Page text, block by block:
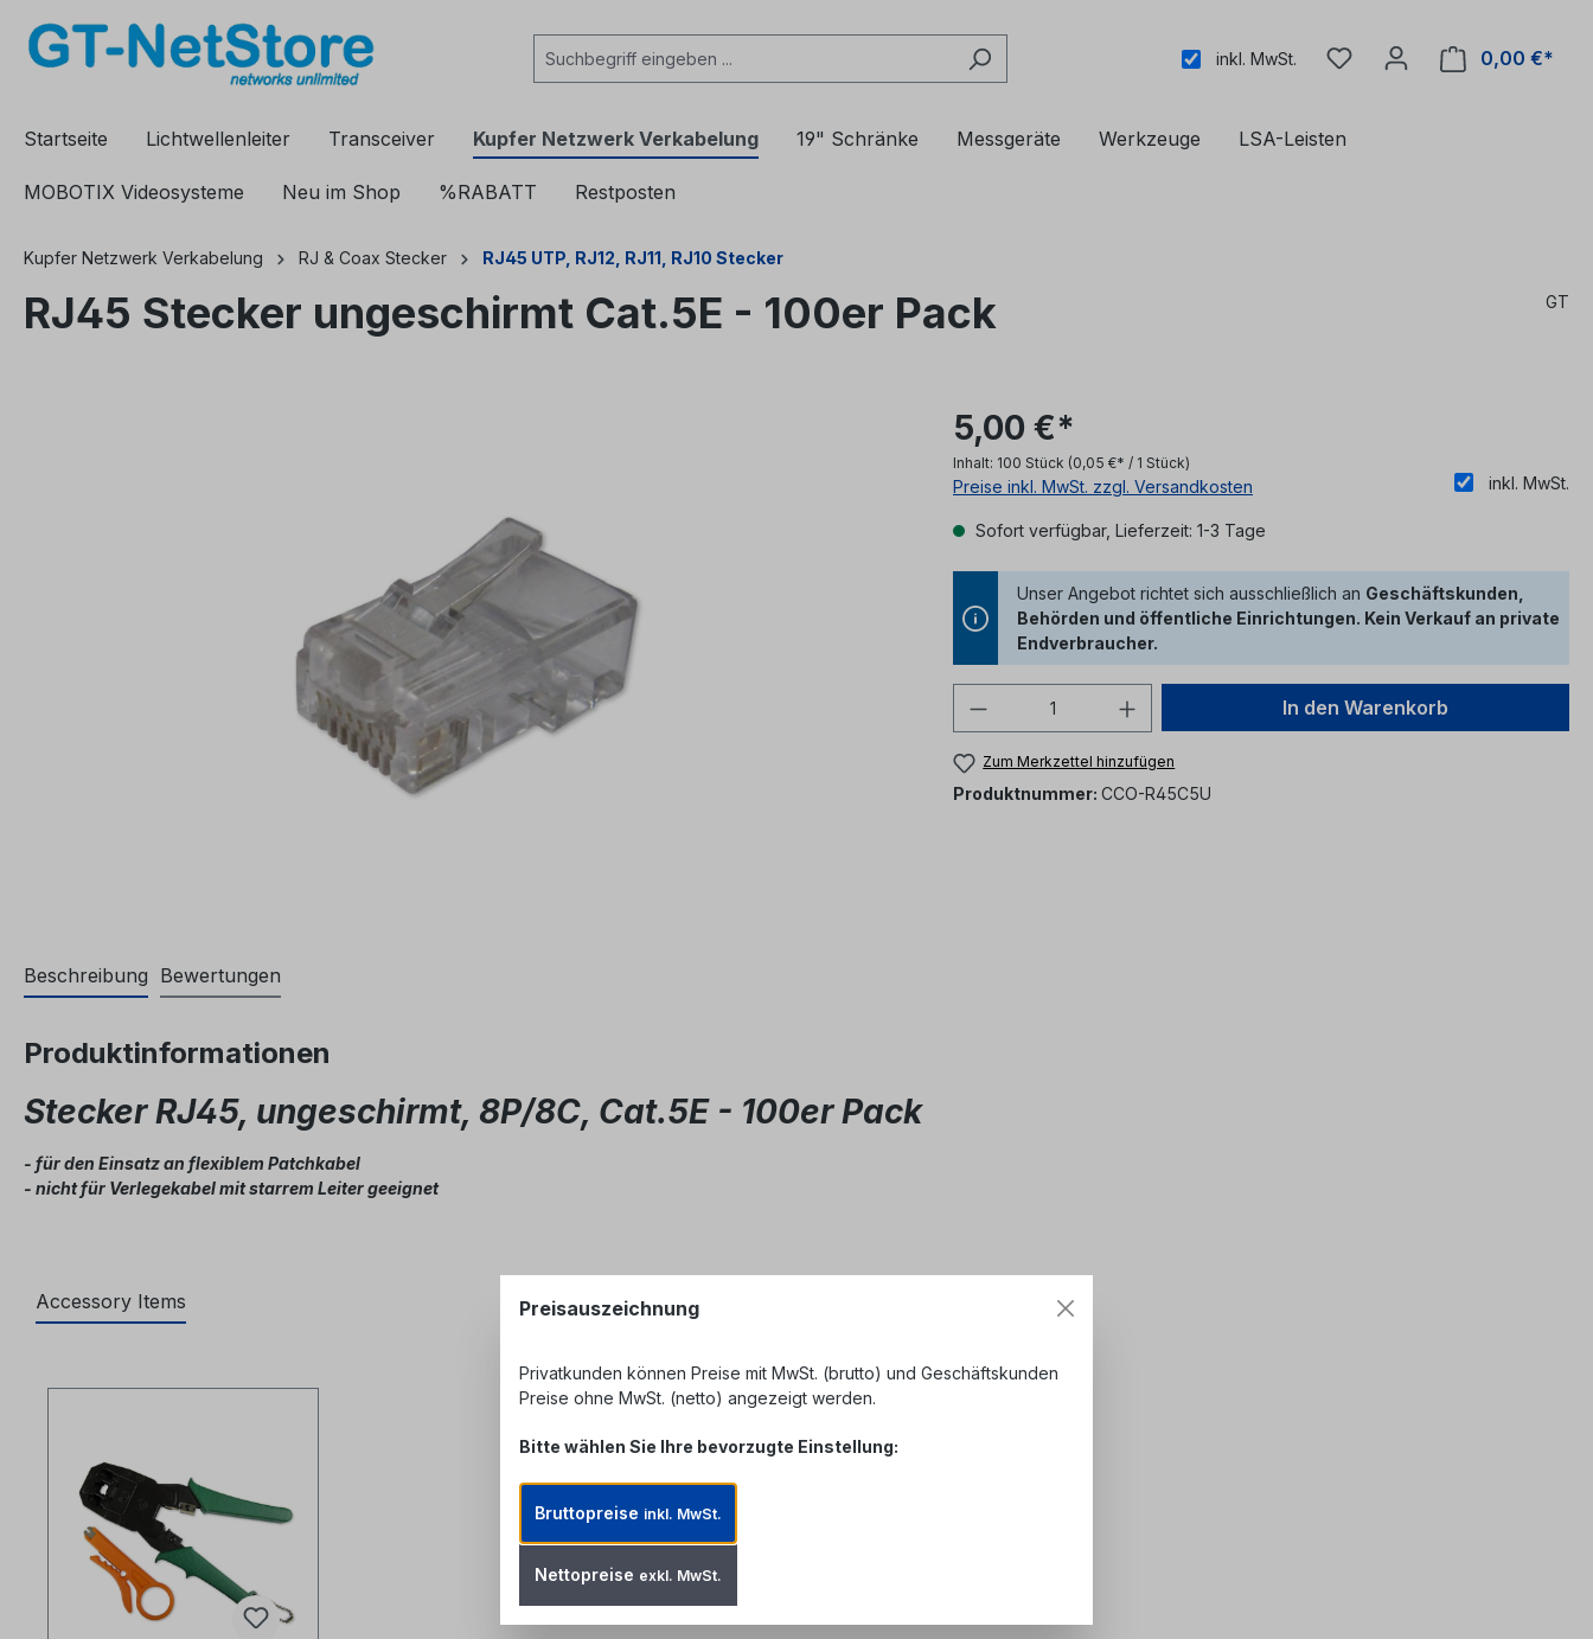
Zur Hauptnavigation springen
inkl. MwSt.
0,00 €*
Startseite Lichtwellenleiter Transceiver Kupfer Netzwerk Verkabelung 19" Schränke Messgeräte Werkzeuge LSA-Leisten
MOBOTIX Videosysteme Neu im Shop %RABATT Restposten
Kupfer Netzwerk Verkabelung RJ & Coax Stecker RJ45 UTP, RJ12, RJ11, RJ10 Stecker
RJ45 Stecker ungeschirmt Cat.5E - 100er Pack GT
5,00 €*
Inhalt: 100 Stück (0,05 €* / 1 Stück)
inkl. MwSt.
Preise inkl. MwSt. zzgl. Versandkosten
Sofort verfügbar, Lieferzeit: 1-3 Tage
Unser Angebot richtet sich ausschließlich an Geschäftskunden,
Behörden und öffentliche Einrichtungen. Kein Verkauf an private
Endverbraucher.
Produkt Anzahl: Gib den gewünschten Wert
In den Warenkorb
Zum Merkzettel hinzufügen
Produktnummer: CCO-R45C5U
Beschreibung Bewertungen
Produktinformationen
Stecker RJ45, ungeschirmt, 8P/8C, Cat.5E - 100er Pack
- für den Einsatz an flexiblem Patchkabel
- nicht für Verlegekabel mit starrem Leiter geeignet
Accessory Items Preisauszeichnung
Privatkunden können Preise mit MwSt. (brutto) und Geschäftskunden
Preise ohne MwSt. (netto) angezeigt werden.
Bitte wählen Sie Ihre bevorzugte Einstellung:
Bruttopreise inkl. MwSt.
Nettopreise exkl. MwSt.